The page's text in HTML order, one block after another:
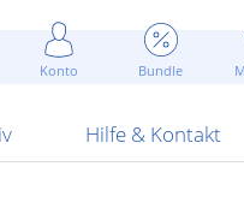
Konto Bundle
Attrappen
ARS Pirotecnia
Hilfe & Kontakt
AGB